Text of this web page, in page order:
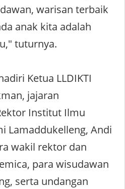
warisan terbaik
anak kita adalah
tuturnya.
Ketua LLDIKTI
jajaran
Institut Ilmu
Lamaddukelleng, Andi
wakil rektor dan
para wisudawan
serta undangan